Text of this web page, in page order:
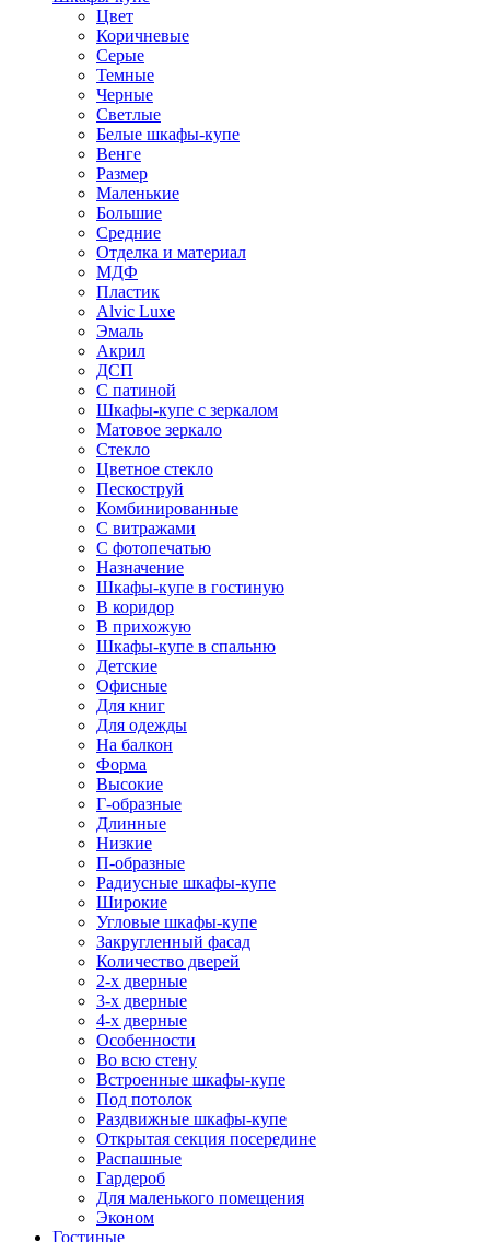
Цвет
Коричневые
Серые
Темные
Черные
Светлые
Белые шкафы-купе
Венге
Размер
Маленькие
Большие
Средние
Отделка и материал
МДФ
Пластик
Alvic Luxe
Эмаль
Акрил
ДСП
С патиной
Шкафы-купе с зеркалом
Матовое зеркало
Стекло
Цветное стекло
Пескоструй
Комбинированные
С витражами
С фотопечатью
Назначение
Шкафы-купе в гостиную
В коридор
В прихожую
Шкафы-купе в спальню
Детские
Офисные
Для книг
Для одежды
На балкон
Форма
Высокие
Г-образные
Длинные
Низкие
П-образные
Радиусные шкафы-купе
Широкие
Угловые шкафы-купе
Закругленный фасад
Количество дверей
2-х дверные
3-х дверные
4-х дверные
Особенности
Во всю стену
Встроенные шкафы-купе
Под потолок
Раздвижные шкафы-купе
Открытая секция посередине
Распашные
Гардероб
Для маленького помещения
Эконом
Гостиные